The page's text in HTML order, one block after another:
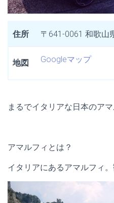
住所 〒641-0061 和歌山
地図 Googleマップ
まるでイタリアな日本のアマ
アマルフィとは？
イタリアにあるアマルフィ